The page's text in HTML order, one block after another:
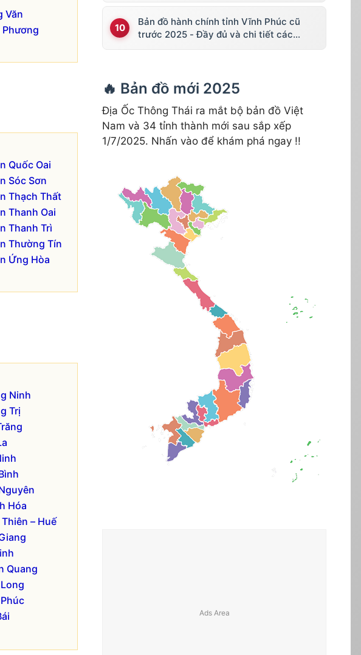
Văn
Phương
Quốc Oai
Sóc Sơn
Thạch Thất
Thanh Oai
Thanh Trì
Thường Tín
Ứng Hòa
Ninh
Trị
Hóa
– Huế
Quang
Bản đồ hành chính tỉnh Vĩnh Phúc cũ
trước 2025 - Đầy đủ và chi tiết các
🔥 Bản đồ mới 2025
Địa Ốc Thông Thái ra mắt bộ bản đồ Việt
Nam và 34 tỉnh thành mới sau sắp xếp
1/7/2025. Nhấn vào để khám phá ngay !!